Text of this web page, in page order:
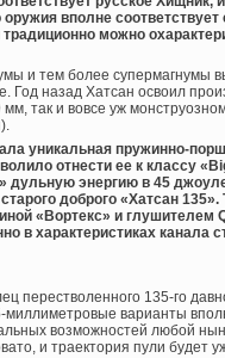
вполне
можно
и тем более супермагнумы
назад Хатсан освоил
мм, так и вовсе уж
уникальная пружинно-
отнести ее к классу
дульную энергию в 45
доброго «Хатсан
«Вортекс» и глушителем
в характеристиках канала
перестволенного 135-го
миллиметровые варианты
возможностей любой
и траектория пули будет